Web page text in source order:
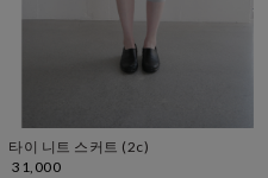
타이 니트 스커트 (2c)
31,000